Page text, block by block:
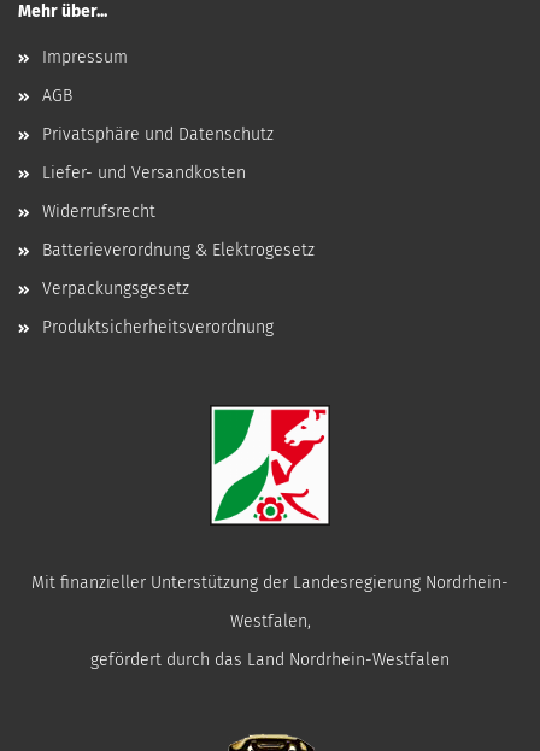
Mehr über...
Impressum
AGB
Privatsphäre und Datenschutz
Liefer- und Versandkosten
Widerrufsrecht
Batterieverordnung & Elektrogesetz
Verpackungsgesetz
Produktsicherheitsverordnung
Mit finanzieller Unterstützung der Landesregierung Nordrhein-
Westfalen,
gefördert durch das Land Nordrhein-Westfalen